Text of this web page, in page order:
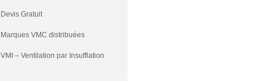
Devis Gratuit
Marques VMC distribuées
VMI – Ventilation par Insufflation